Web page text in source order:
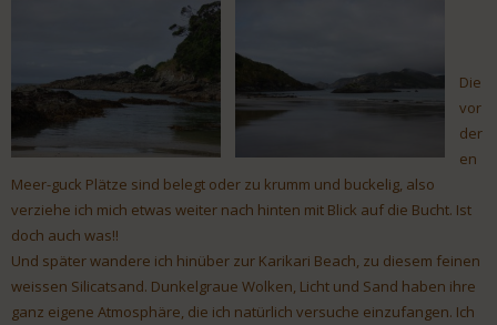
Die
vor
der
en
Meer-guck Plätze sind belegt oder zu krumm und buckelig, also
verziehe ich mich etwas weiter nach hinten mit Blick auf die Bucht. Ist
doch auch was!!
Und später wandere ich hinüber zur Karikari Beach, zu diesem feinen
weissen Silicatsand. Dunkelgraue Wolken, Licht und Sand haben ihre
ganz eigene Atmosphäre, die ich natürlich versuche einzufangen. Ich